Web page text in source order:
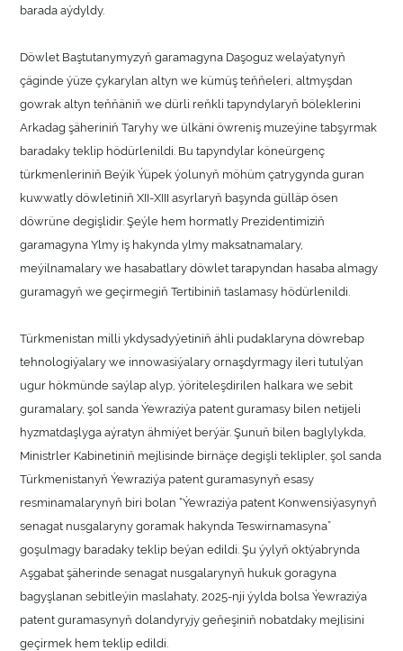
barada aýdyldy.
Döwlet Baştutanymyzyň garamagyna Daşoguz welaýatynyň
çäginde ýüze çykarylan altyn we kümüş teňňeleri, altmyşdan
gowrak altyn teňňäniň we dürli reňkli tapyndylaryň böleklerini
Arkadag şäheriniň Taryhy we ülkäni öwreniş muzeýine tabşyrmak
baradaky teklip hödürlenildi. Bu tapyndylar köneürgenç
türkmenleriniň Beýik Ýüpek ýolunyň möhüm çatrygynda guran
kuwwatly döwletiniň XII-XIII asyrlaryň başynda gülläp ösen
döwrüne degişlidir. Şeýle hem hormatly Prezidentimiziň
garamagyna Ylmy iş hakynda ylmy maksatnamalary,
meýilnamalary we hasabatlary döwlet tarapyndan hasaba almagy
guramagyň we geçirmegiň Tertibiniň taslamasy hödürlenildi.
Türkmenistan milli ykdysadyýetiniň ähli pudaklaryna döwrebap
tehnologiýalary we innowasiýalary ornaşdyrmagy ileri tutulýan
ugur hökmünde saýlap alyp, ýöriteleşdirilen halkara we sebit
guramalary, şol sanda Ýewraziýa patent guramasy bilen netijeli
hyzmatdaşlyga aýratyn ähmiýet berýär. Şunuň bilen baglylykda,
Ministrler Kabinetiniň mejlisinde birnäçe degişli teklipler, şol sanda
Türkmenistanyň Ýewraziýa patent guramasynyň esasy
resminamalarynyň biri bolan “Ýewraziýa patent Konwensiýasynyň
senagat nusgalaryny goramak hakynda Teswirnamasyna”
goşulmagy baradaky teklip beýan edildi. Şu ýylyň oktýabrynda
Aşgabat şäherinde senagat nusgalarynyň hukuk goragyna
bagyşlanan sebitleýin maslahaty, 2025-nji ýylda bolsa Ýewraziýa
patent guramasynyň dolandyryjy geňeşiniň nobatdaky mejlisini
geçirmek hem teklip edildi.